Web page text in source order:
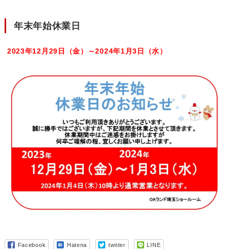
年末年始休業日
2023年12月29日（金）～2024年1月3日（水）
Facebook Hatena twitter LINE